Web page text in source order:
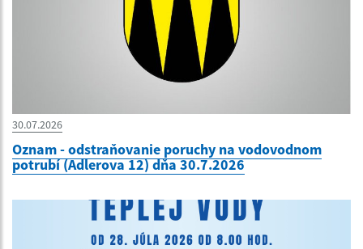
30.07.2026
Oznam - odstraňovanie poruchy na vodovodnom
potrubí (Adlerova 12) dňa 30.7.2026